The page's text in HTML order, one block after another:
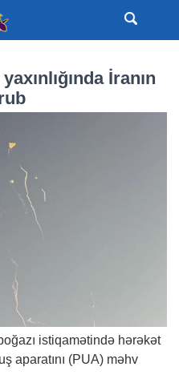
İranın
istiqamətində hərəkət
aparatını (PUA) məhv